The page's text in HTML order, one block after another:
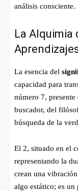
análisis consciente.
La Alquimia
La esencia del
capacidad para
número 7,
buscador, del
búsqueda de la
El 2, situado en el
representando la
crean una
algo estático; es